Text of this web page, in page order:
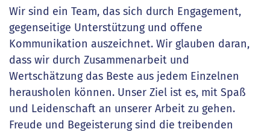
Wir sind ein Team, das sich durch Engagement,
gegenseitige Unterstützung und offene
Kommunikation auszeichnet. Wir glauben daran,
dass wir durch Zusammenarbeit und
Wertschätzung das Beste aus jedem Einzelnen
herausholen können. Unser Ziel ist es, mit Spaß
und Leidenschaft an unserer Arbeit zu gehen.
Freude und Begeisterung sind die treibenden